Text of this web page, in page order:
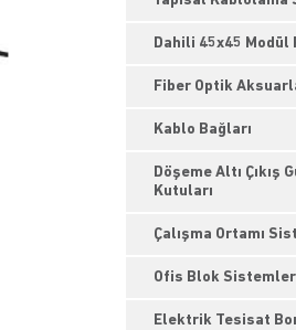
Dahili 45x45 Modül
Fiber Optik
Kablo Bağları
Döşeme Altı Çıkış
Kutuları
Çalışma Ortamı
Ofis Blok
Elektrik Tesisat